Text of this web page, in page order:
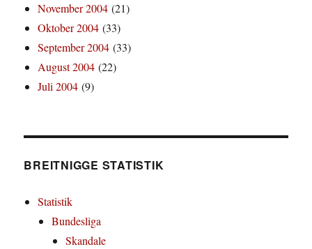
November 2004 (21)
Oktober 2004 (33)
September 2004 (33)
August 2004 (22)
Juli 2004 (9)
BREITNIGGE STATISTIK
Statistik
Bundesliga
Skandale